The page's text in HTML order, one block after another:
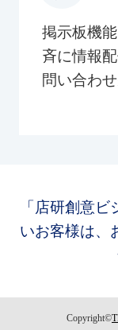
掲示板機
斉に情報
問い合わ
「店研創意
いお客様は、
Copyright©